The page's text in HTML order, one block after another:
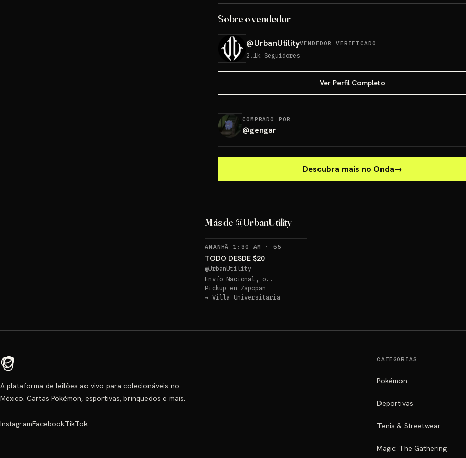
Sobre o vendedor
@UrbanUtilityVENDEDOR VERIFICADO
2.1k Seguidores
Ver Perfil Completo
COMPRADO POR
@gengar
Descubra mais no Onda→
Más de @UrbanUtility
AMANHÃ 1:30 AM · 55
TODO DESDE $20
@UrbanUtility
Envío Nacional, o..
Pickup en Zapopan
→ Villa Universitaria
A plataforma de leilões ao vivo para colecionáveis no
México. Cartas Pokémon, esportivas, brinquedos e mais.
InstagramFacebookTikTok
CATEGORIAS
Pokémon
Deportivas
Tenis & Streetwear
Magic: The Gathering